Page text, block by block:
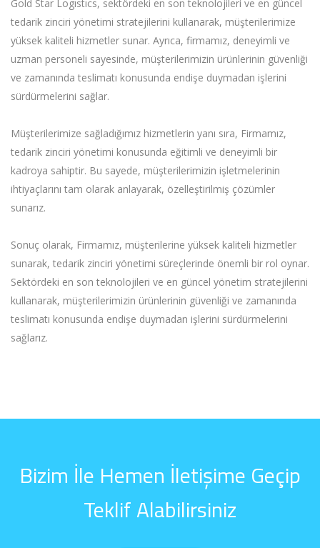
Gold Star Logıstıcs, sektördeki en son teknolojileri ve en güncel
tedarik zinciri yönetimi stratejilerini kullanarak, müşterilerimize
yüksek kaliteli hizmetler sunar. Ayrıca, firmamız, deneyimli ve
uzman personeli sayesinde, müşterilerimizin ürünlerinin güvenliği
ve zamanında teslimatı konusunda endişe duymadan işlerini
sürdürmelerini sağlar.
Müşterilerimize sağladığımız hizmetlerin yanı sıra, Firmamız,
tedarik zinciri yönetimi konusunda eğitimli ve deneyimli bir
kadroya sahiptir. Bu sayede, müşterilerimizin işletmelerinin
ihtiyaçlarını tam olarak anlayarak, özelleştirilmiş çözümler
sunarız.
Sonuç olarak, Firmamız, müşterilerine yüksek kaliteli hizmetler
sunarak, tedarik zinciri yönetimi süreçlerinde önemli bir rol oynar.
Sektördeki en son teknolojileri ve en güncel yönetim stratejilerini
kullanarak, müşterilerimizin ürünlerinin güvenliği ve zamanında
teslimatı konusunda endişe duymadan işlerini sürdürmelerini
sağlarız.
Bizim İle Hemen İletişime Geçip
Teklif Alabilirsiniz